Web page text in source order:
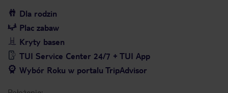
Dla rodzin
Plac zabaw
Kryty basen
TUI Service Center 24/7 + TUI App
Wybór Roku w portalu TripAdvisor